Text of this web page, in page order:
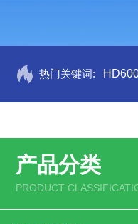
热门关键词:
产品分类
PRODUCT